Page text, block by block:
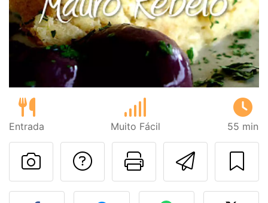
Entrada Muito Fácil 55 min
Imprima
Falar com o autor
Fez esta receita?